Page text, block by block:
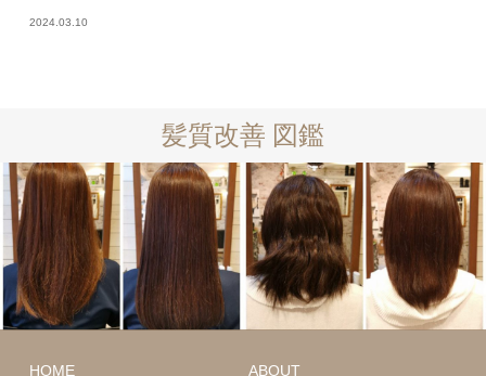
2024.03.10
髪質改善 図鑑
ロング 髪質
HOME ABOUT